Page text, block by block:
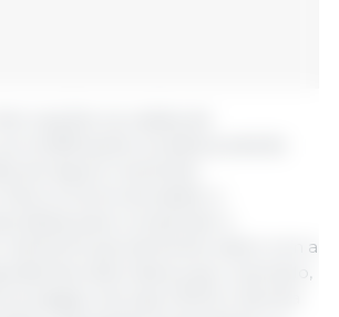
na cadeia de
modificações na dieta poderão
de alguns nutrientes
os suínos de abate, a
dietas para compensar a
foi parcialmente viável com a
alternativos (por exemplo,
bagaço de soja, DDGS e farinha